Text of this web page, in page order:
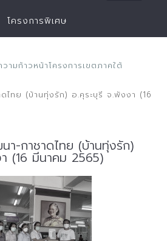
โครงการพิเศษ
วามก้าวหน้าโครงการเขตภาคใต้
ไทย (บ้านทุ่งรัก) อ.คุระบุรี จ.พังงา (16
า-กาชาดไทย (บ้านทุ่งรัก)
(16 มีนาคม 2565)